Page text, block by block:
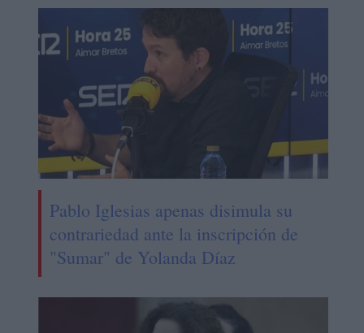
Pablo Iglesias apenas disimula su
contrariedad ante la inscripción de
"Sumar" de Yolanda Díaz